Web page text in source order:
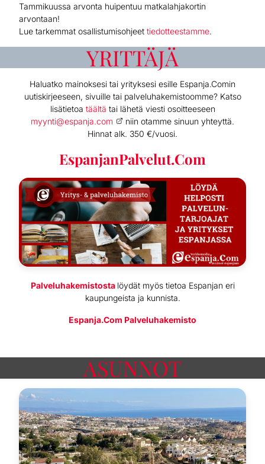
Tammikuussa arvonta huipentuu matkalahjakortin
arvontaan!
Lue tarkemmat osallistumisohjeet tiedotteestamme.
YRITTÄJÄ
Haluatko mainoksesi tai yrityksesi esille Espanja.Comin
uutiskirjeeseen, sivuille tai palveluhakemistoomme? Katso
lisätietoa täältä tai lähetä viesti osoitteeseen
myynti@espanja.com
niin otamme sinuun yhteyttä.
Hinnat alk. 350 €/vuosi.
EspanjanPalvelut.Com
Palveluhakemistosta löydät myös tietoa Espanjan eri
kaupungeista ja kunnista.
Espanja.Com Palveluhakemisto
ASUNNOT